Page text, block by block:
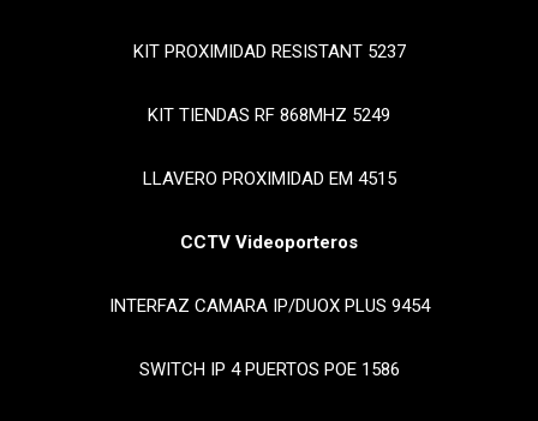
KIT PROXIMIDAD RESISTANT 5237
KIT TIENDAS RF 868MHZ 5249
LLAVERO PROXIMIDAD EM 4515
CCTV Videoporteros
INTERFAZ CAMARA IP/DUOX PLUS 9454
SWITCH IP 4 PUERTOS POE 1586